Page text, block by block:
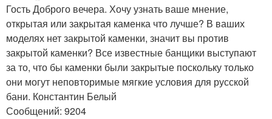
Гость Доброго вечера. Хочу узнать ваше мнение,
открытая или закрытая каменка что лучше? В ваших
моделях нет закрытой каменки, значит вы против
закрытой каменки? Все известные банщики выступают
за то, что бы каменки были закрытые поскольку только
они могут неповторимые мягкие условия для русской
бани. Константин Белый
Сообщений: 9204